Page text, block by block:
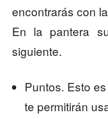
encontrarás con
En la pantera
siguiente.
Puntos. Esto
te permitirán